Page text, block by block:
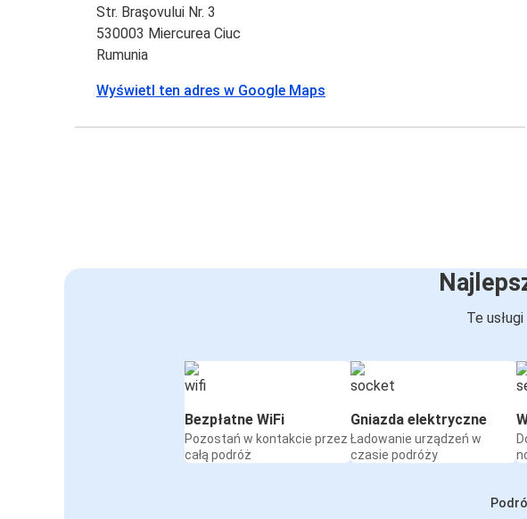
Str. Braşovului Nr. 3
530003 Miercurea Ciuc
Rumunia
Wyświetl ten adres w Google Maps
Te
Bezpłatne WiFi
Pozostań w kontakcie przez
całą podróż
Gniazda elektryczne
Ładowanie urządzeń w
czasie podróży